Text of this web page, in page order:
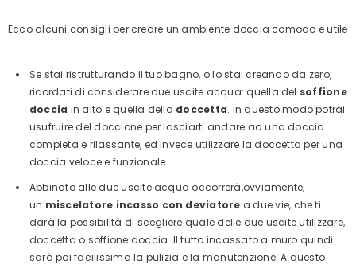
Ecco alcuni consigli per creare un ambiente doccia comodo e utile
Se stai ristrutturando il tuo bagno, o lo stai creando da zero,
ricordati di considerare due uscite acqua: quella del soffione
doccia in alto e quella della doccetta. In questo modo potrai
usufruire del doccione per lasciarti andare ad una doccia
completa e rilassante, ed invece utilizzare la doccetta per una
doccia veloce e funzionale.
Abbinato alle due uscite acqua occorrerà,ovviamente,
un miscelatore incasso con deviatore a due vie, che ti
darà la possibilità di scegliere quale delle due uscite utilizzare,
doccetta o soffione doccia. Il tutto incassato a muro quindi
sarà poi facilissima la pulizia e la manutenzione. A questo